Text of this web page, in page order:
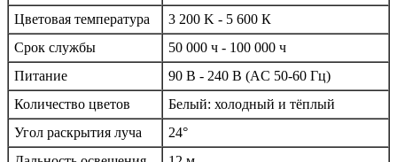
Цветовая температура
3 200 K - 5 600 К
Срок службы
50 000 ч - 100 000 ч
Питание
90 В - 240 В (AC 50-60 Гц)
Количество цветов
Белый: холодный и тёплый
Угол раскрытия луча
24°